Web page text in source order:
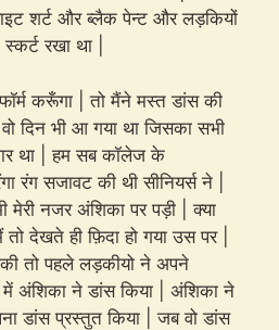
शर्ट और ब्लैक पेन्ट और लड़कियों
रखा था |
करूँगा | तो मैंने मस्त डांस की
दिन भी आ गया था जिसका सभी
था | हम सब कॉलेज के
रंग सजावट की थी सीनियर्स ने |
नजर अंशिका पर पड़ी | क्या
देखते ही फ़िदा हो गया उस पर |
तो पहले लड़कीयो ने अपने
अंशिका ने डांस किया | अंशिका ने
डांस प्रस्तुत किया | जब वो डांस